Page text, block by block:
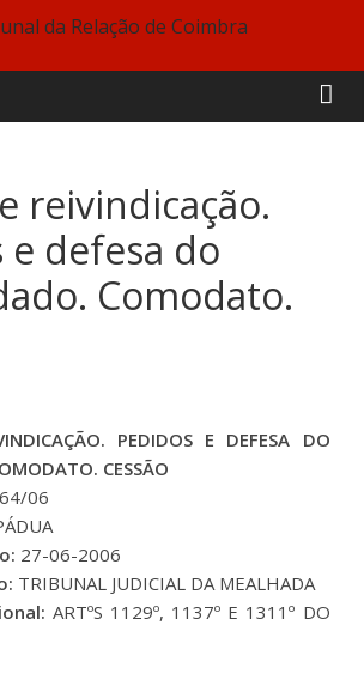
reivindicação.
e defesa do
Comodato.
PEDIDOS E DEFESA DO
CESSÃO
06
27-06-2006
TRIBUNAL JUDICIAL DA MEALHADA
ARTºS 1129º, 1137º E 1311º DO